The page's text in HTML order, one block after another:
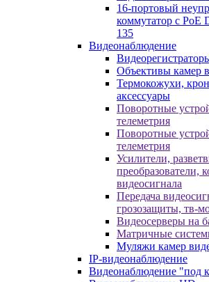
16-портовый
коммутатор с РоЕ
135
Видеонаблюдение
Объективы камер
Термокожухи,
аксессуары
Поворотные
телеметрия
Поворотные
телеметрия
Усилители,
преобразователи,
видеосигнала
Передача
грозозащиты, тв-
Видеосерверы на
Матричные
Муляжи камер
IP-видеонаблюдение
Видеонаблюдение "под